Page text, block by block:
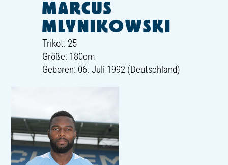
MARCUS
MLYNIKOWSKI
Trikot: 25
Größe: 180cm
Geboren: 06. Juli 1992 (Deutschland)